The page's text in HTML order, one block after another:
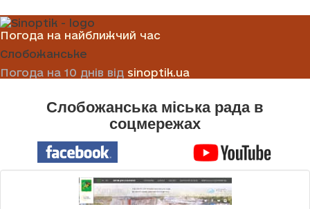
Погода на найближчий час
Слобожанське
Погода на 10 днів від sinoptik.ua
Слобожанська міська рада в
соцмережах